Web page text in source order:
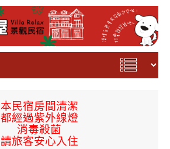
本民宿房間清潔
都經過紫外線燈
消毒殺菌
請旅客安心入住